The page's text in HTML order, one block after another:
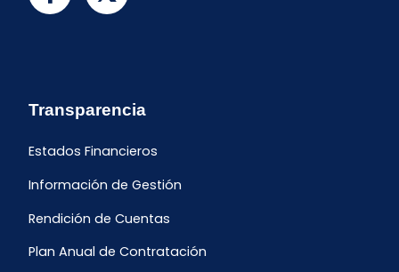
Transparencia
Estados Financieros
Información de Gestión
Rendición de Cuentas
Plan Anual de Contratación